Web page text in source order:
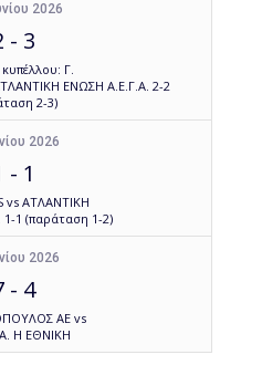
2026
- 3
κυπέλλου: Γ.
ΕΝΩΣΗ Α.Ε.Γ.Α. 2-2
2-3)
2026
- 1
vs ΑΤΛΑΝΤΙΚΗ
1 (παράταση 1-2)
2026
- 4
ΑΕ vs
Η ΕΘΝΙΚΗ